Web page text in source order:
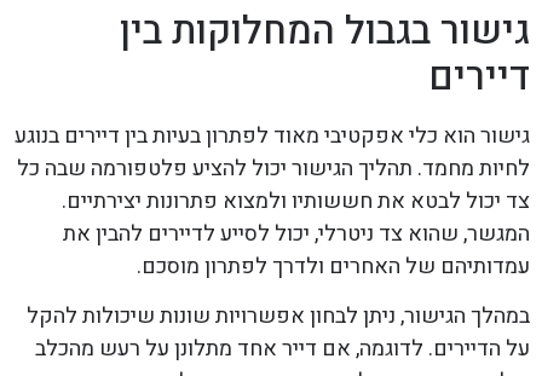
גישור בגבול המחלוקות בין
דיירים
גישור הוא כלי אפקטיבי מאוד לפתרון בעיות בין דיירים בנוגע
לחיות מחמד. תהליך הגישור יכול להציע פלטפורמה שבה כל
צד יכול לבטא את חששותיו ולמצוא פתרונות יצירתיים.
המגשר, שהוא צד ניטרלי, יכול לסייע לדיירים להבין את
עמדותיהם של האחרים ולדרך לפתרון מוסכם.
במהלך הגישור, ניתן לבחון אפשרויות שונות שיכולות להקל
על הדיירים. לדוגמה, אם דייר אחד מתלונן על רעש מהכלב